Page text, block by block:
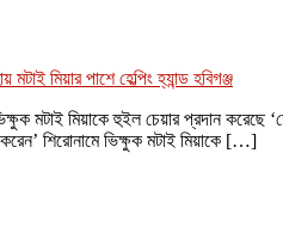
মিয়ার পাশে হেল্পিং হ্যান্ড হবিগঞ্জ
মটাই মিয়াকে হুইল চেয়ার প্রদান
শিরোনামে ভিক্ষুক মটাই মিয়াকে […]